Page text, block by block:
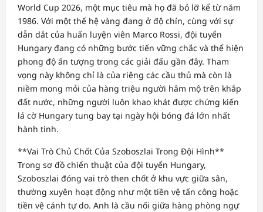
World Cup 2026, một mục tiêu mà họ đã bỏ lỡ kể từ năm
1986. Với một thế hệ vàng đang ở độ chín, cùng với sự
dẫn dắt của huấn luyện viên Marco Rossi, đội tuyển
Hungary đang có những bước tiến vững chắc và thể hiện
phong độ ấn tượng trong các giải đấu gần đây. Tham
vọng này không chỉ là của riêng các cầu thủ mà còn là
niềm mong mỏi của hàng triệu người hâm mộ trên khắp
đất nước, những người luôn khao khát được chứng kiến
lá cờ Hungary tung bay tại ngày hội bóng đá lớn nhất
hành tinh.
**Vai Trò Chủ Chốt Của Szoboszlai Trong Đội Hình**
Trong sơ đồ chiến thuật của đội tuyển Hungary,
Szoboszlai đóng vai trò then chốt ở khu vực giữa sân,
thường xuyên hoạt động như một tiền vệ tấn công hoặc
tiền vệ cánh tự do. Anh là cầu nối giữa hàng phòng ngự